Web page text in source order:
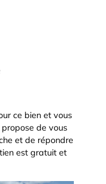
ce bien et vous
de vous
et de répondre
est gratuit et